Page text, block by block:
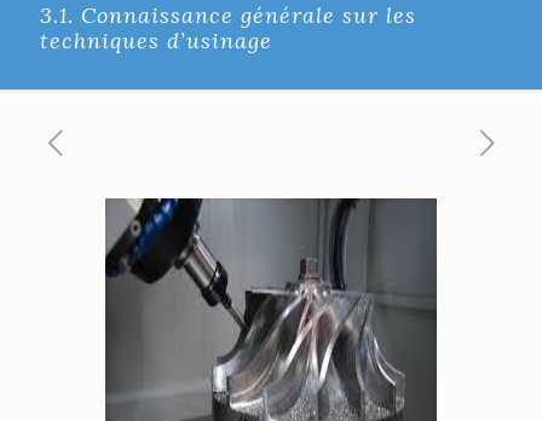
3.1. Connaissance générale sur les
techniques d’usinage